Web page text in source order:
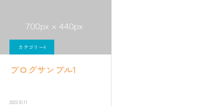
カテゴリー4
ブログサンプル1
2023.10.11